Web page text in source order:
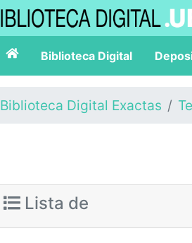
Biblioteca Digital
Biblioteca Digital Exactas
Lista de